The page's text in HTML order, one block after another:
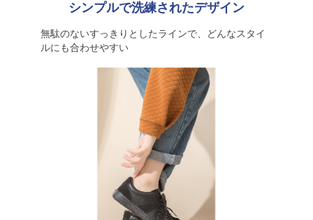
シンプルで洗練されたデザイン
無駄のないすっきりとしたラインで、どんなスタイ
ルにも合わせやすい